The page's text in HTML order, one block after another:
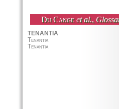
Du Cange et al.,